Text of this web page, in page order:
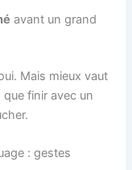
avant un grand
Mais mieux vaut
finir avec un
: gestes